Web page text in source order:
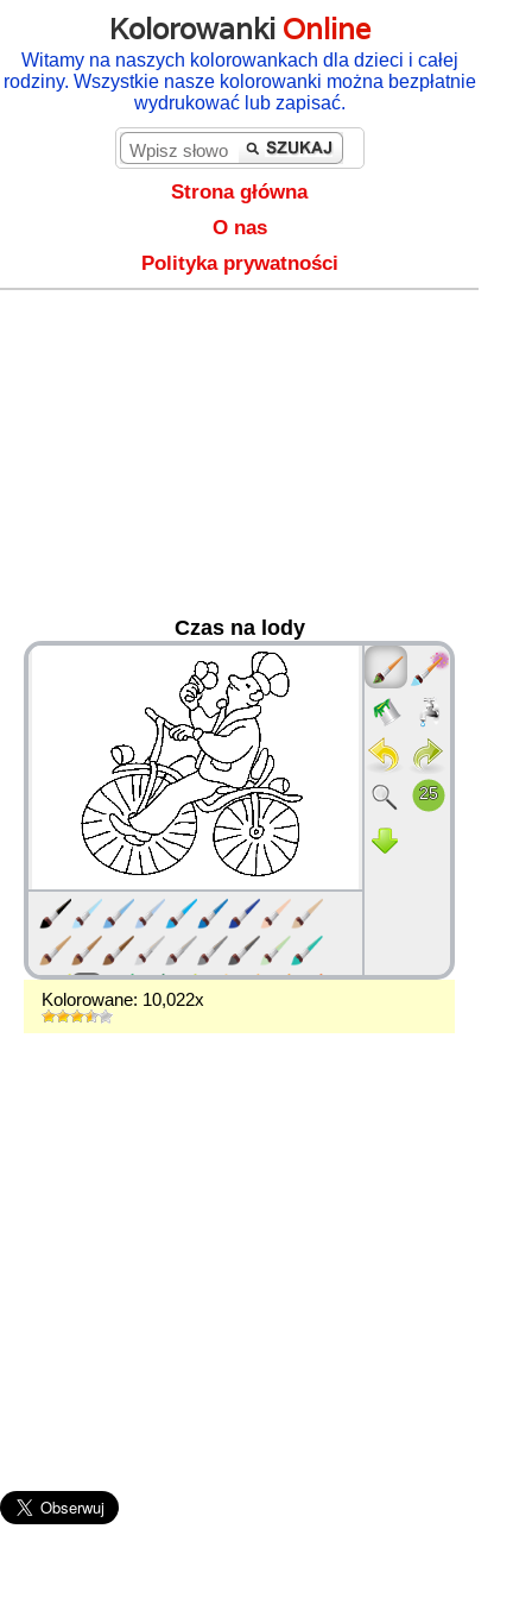
Kolorowanki Online
Witamy na naszych kolorowankach dla dzieci i całej
rodziny. Wszystkie nasze kolorowanki można bezpłatnie
wydrukować lub zapisać.
Strona główna
O nas
Polityka prywatności
Czas na lody
Kolorowane: 10,022x